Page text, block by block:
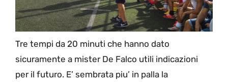
Tre tempi da 20 minuti che hanno dato
sicuramente a mister De Falco utili indicazioni
per il futuro. E’ sembrata piu’ in palla la